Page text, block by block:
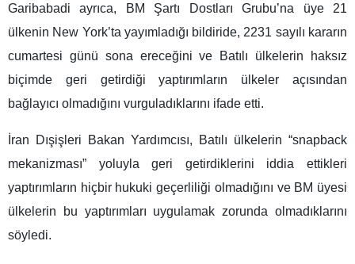
Garibabadi ayrıca, BM Şartı Dostları Grubu’na üye 21
ülkenin New York’ta yayımladığı bildiride, 2231 sayılı kararın
cumartesi günü sona ereceğini ve Batılı ülkelerin haksız
biçimde geri getirdiği yaptırımların ülkeler açısından
bağlayıcı olmadığını vurguladıklarını ifade etti.
İran Dışişleri Bakan Yardımcısı, Batılı ülkelerin “snapback
mekanizması” yoluyla geri getirdiklerini iddia ettikleri
yaptırımların hiçbir hukuki geçerliliği olmadığını ve BM üyesi
ülkelerin bu yaptırımları uygulamak zorunda olmadıklarını
söyledi.